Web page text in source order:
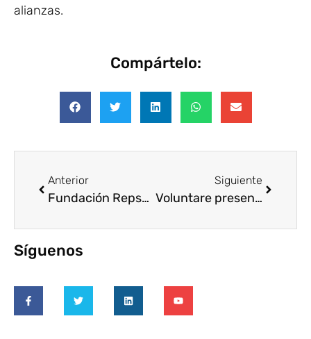
alianzas.
Compártelo:
Anterior
Fundación Repsol entrega los Premios SECOT a la Excelencia
Siguiente
Voluntare presenta en Barcelona su Experiencia Social
Síguenos